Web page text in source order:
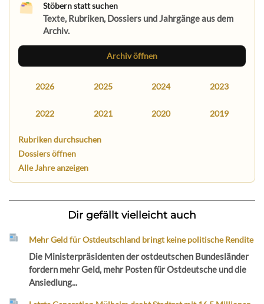
Stöbern statt suchen
Texte, Rubriken, Dossiers und Jahrgänge aus dem
Archiv.
Archiv öffnen
2026 2025 2024 2023
2022 2021 2020 2019
Rubriken durchsuchen
Dossiers öffnen
Alle Jahre anzeigen
Dir gefällt vielleicht auch
Mehr Geld für Ostdeutschland bringt keine politische Rendite
Die Ministerpräsidenten der ostdeutschen Bundesländer
fordern mehr Geld, mehr Posten für Ostdeutsche und die
Ansiedlung...